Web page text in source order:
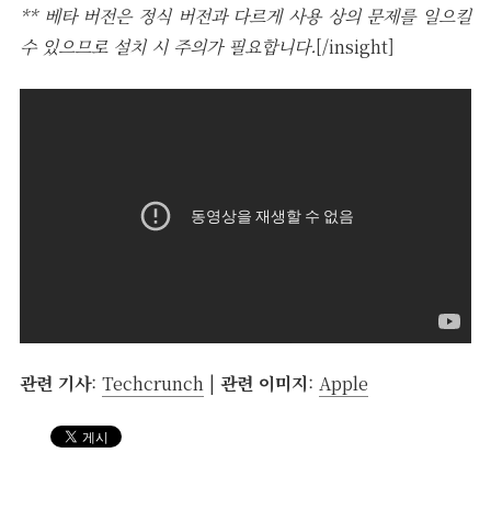
** 베타 버전은 정식 버전과 다르게 사용 상의 문제를 일으킬
수 있으므로 설치 시 주의가 필요합니다.[/insight]
관련 기사: Techcrunch| 관련 이미지: Apple